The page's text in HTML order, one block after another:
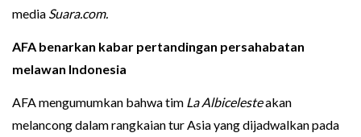
media Suara.com.
AFA benarkan kabar pertandingan persahabatan
melawan Indonesia
AFA mengumumkan bahwa tim La Albicelesteakan
melancong dalam rangkaian tur Asia yang dijadwalkan pada